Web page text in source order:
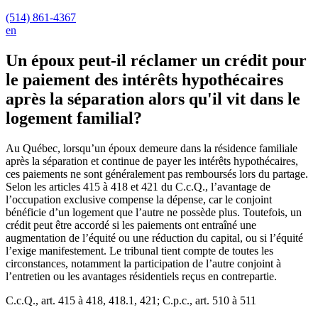
(514) 861-4367
en
Un époux peut-il réclamer un crédit pour
le paiement des intérêts hypothécaires
après la séparation alors qu'il vit dans le
logement familial?
Au Québec, lorsqu’un époux demeure dans la résidence familiale
après la séparation et continue de payer les intérêts hypothécaires,
ces paiements ne sont généralement pas remboursés lors du partage.
Selon les articles 415 à 418 et 421 du C.c.Q., l’avantage de
l’occupation exclusive compense la dépense, car le conjoint
bénéficie d’un logement que l’autre ne possède plus. Toutefois, un
crédit peut être accordé si les paiements ont entraîné une
augmentation de l’équité ou une réduction du capital, ou si l’équité
l’exige manifestement. Le tribunal tient compte de toutes les
circonstances, notamment la participation de l’autre conjoint à
l’entretien ou les avantages résidentiels reçus en contrepartie.
C.c.Q., art. 415 à 418, 418.1, 421; C.p.c., art. 510 à 511